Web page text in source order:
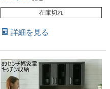
在庫切れ
詳細を見る